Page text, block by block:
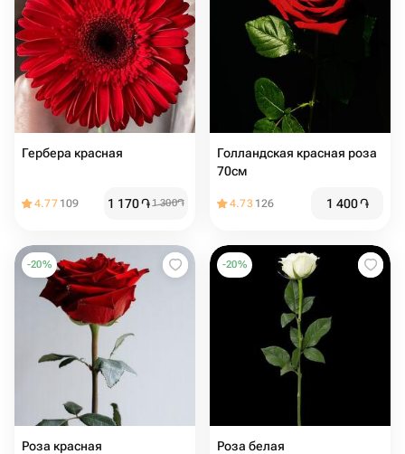
Гербера красная
4.77 109 1 170֏1 300֏
Голландская красная роза
70см
4.73 126 1 400֏
-20%
Роза красная
-20%
Роза белая